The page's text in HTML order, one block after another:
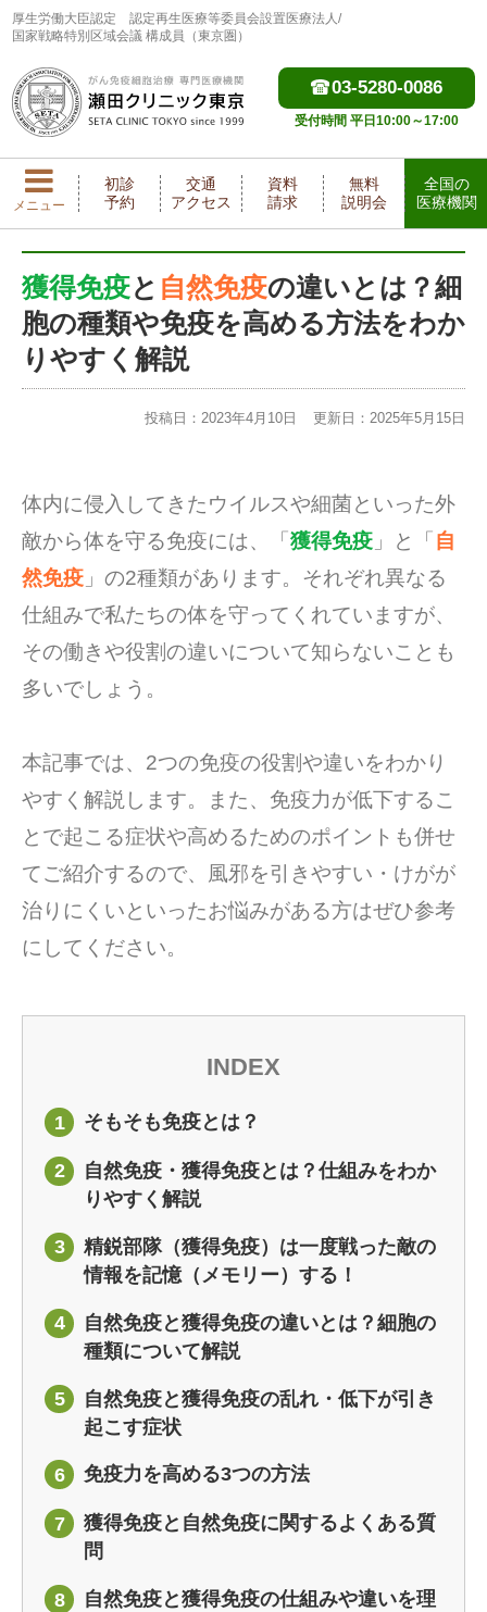
厚生労働大臣認定
認定再生医療等委員会設置医療法人/
国家戦略特別区域会議 構成員（東京圏）
03-5280-0086
受付時間 平日10:00～17:00
メニュー
初診
予約
交通
アクセス
資料
請求
無料
説明会
全国の
医療機関
獲得免疫と 自然免疫の違いとは？細
胞の種類や免疫を高める方法をわか
りやすく解説
投稿日：2023年4月10日 更新日：2025年5月15日
体内に侵入してきたウイルスや細菌といった外
敵から体を守る免疫には、「 獲得免疫 」と「 自
然免疫 」の2種類があります。それぞれ異なる
仕組みで私たちの体を守ってくれていますが、
その働きや役割の違いについて知らないことも
多いでしょう。
本記事では、2つの免疫の役割や違いをわかり
やすく解説します。また、免疫力が低下するこ
とで起こる症状や高めるためのポイントも併せ
てご紹介するので、風邪を引きやすい・けがが
治りにくいといったお悩みがある方はぜひ参考
にしてください。
INDEX
1 そもそも免疫とは？
2
自然免疫・獲得免疫とは？仕組みをわか
りやすく解説
3
精鋭部隊（獲得免疫）は一度戦った敵の
情報を記憶（メモリー）する！
4
自然免疫と獲得免疫の違いとは？細胞の
種類について解説
5
自然免疫と獲得免疫の乱れ・低下が引き
起こす症状
6 免疫力を高める3つの方法
7
獲得免疫と自然免疫に関するよくある質
問
8
自然免疫と獲得免疫の仕組みや違いを理